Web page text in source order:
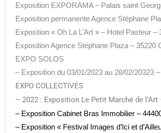
Exposition EXPORAMA – Palais saint
Exposition permanente Agence Stéphane
Exposition « Oh La L’Art » – Hotel Pasteur
Exposition Agence Stéphane Plaza –
EXPO SOLOS
– Exposition du 03/01/2023 au 28/02/20323
EXPO COLLECTIVES
– 2022 : Exposition Le Petit Marché de
– Exposition Cabinet Bras Immobilier –
– Exposition « Festival Images d’Ici et